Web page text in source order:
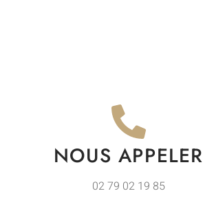
NOUS APPELER
02 79 02 19 85